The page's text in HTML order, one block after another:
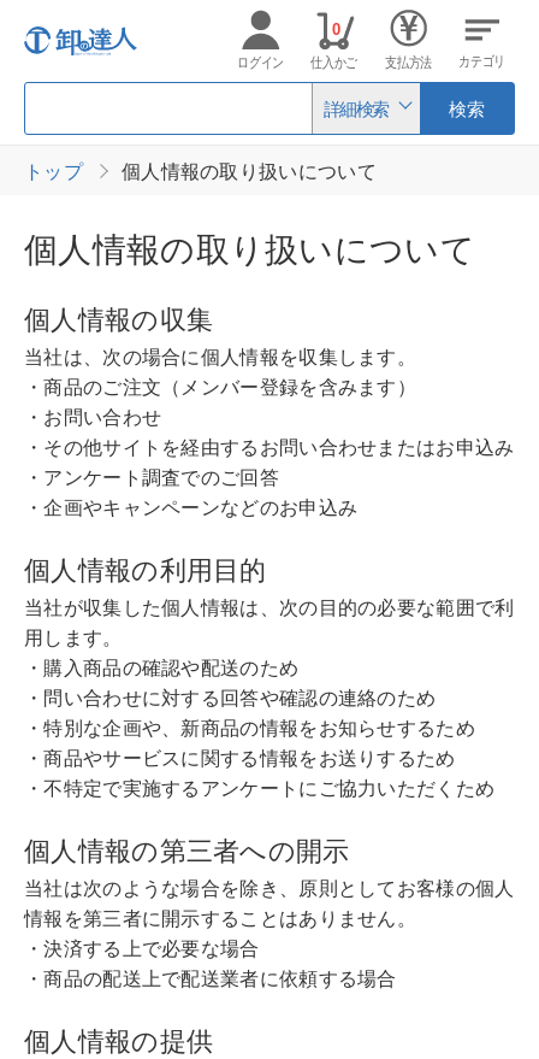
詳細検索 検索
ログイン 仕入かご
0
支払方法 カテゴリ
トップ 個人情報の取り扱いについて
個人情報の取り扱いについて
個人情報の収集
当社は、次の場合に個人情報を収集します。
・商品のご注文（メンバー登録を含みます）
・お問い合わせ
・その他サイトを経由するお問い合わせまたはお申込み
・アンケート調査でのご回答
・企画やキャンペーンなどのお申込み
個人情報の利用目的
当社が収集した個人情報は、次の目的の必要な範囲で利
用します。
・購入商品の確認や配送のため
・問い合わせに対する回答や確認の連絡のため
・特別な企画や、新商品の情報をお知らせするため
・商品やサービスに関する情報をお送りするため
・不特定で実施するアンケートにご協力いただくため
個人情報の第三者への開示
当社は次のような場合を除き、原則としてお客様の個人
情報を第三者に開示することはありません。
・決済する上で必要な場合
・商品の配送上で配送業者に依頼する場合
個人情報の提供